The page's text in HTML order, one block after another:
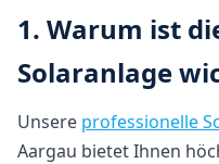
1. Warum ist
Solaranlage
Unsere professionelle
Aargau bietet Ihnen